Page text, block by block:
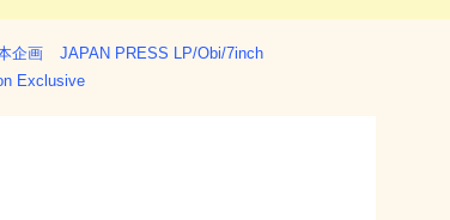
企画
JAPAN PRESS LP/Obi/7inch
Exclusive